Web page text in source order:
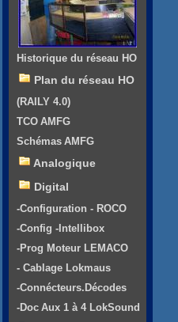
Historique du réseau HO
Plan du réseau HO
(RAILY 4.0)
TCO AMFG
Schémas AMFG
Analogique
Digital
-Configuration - ROCO
-Config -Intellibox
-Prog Moteur LEMACO
- Cablage Lokmaus
-Connécteurs.Décodes
-Doc Aux 1 à 4 LokSound